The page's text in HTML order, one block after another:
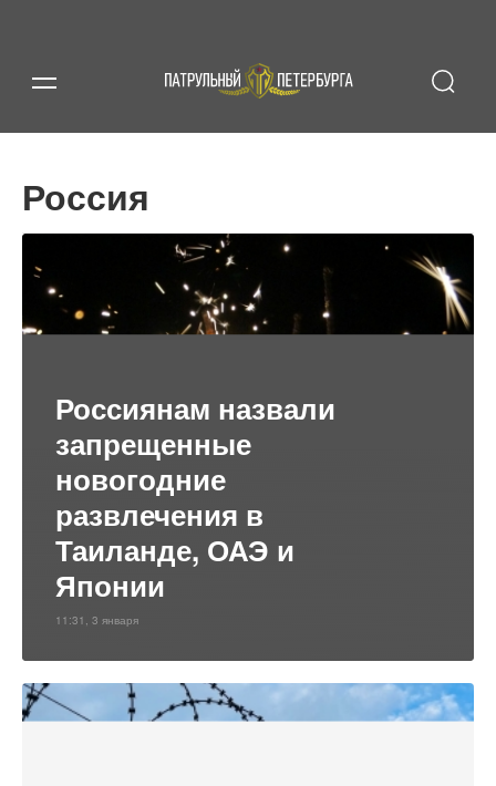
Россия
Россиянам назвали
запрещенные
новогодние
развлечения в
Таиланде, ОАЭ и
Японии
11:31, 3 января